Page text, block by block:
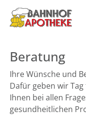
Beratung
Ihre Wünsche und
Dafür geben wir
Ihnen bei allen
gesundheitlichen